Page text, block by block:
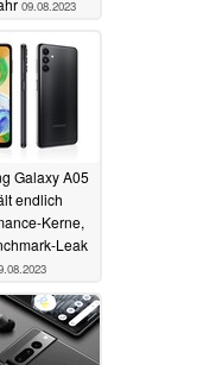
09.08.2023
Galaxy A05
endlich
Kerne,
Leak